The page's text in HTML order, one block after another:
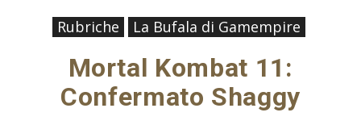
Rubriche La Bufala di Gamempire
Mortal Kombat 11:
Confermato Shaggy